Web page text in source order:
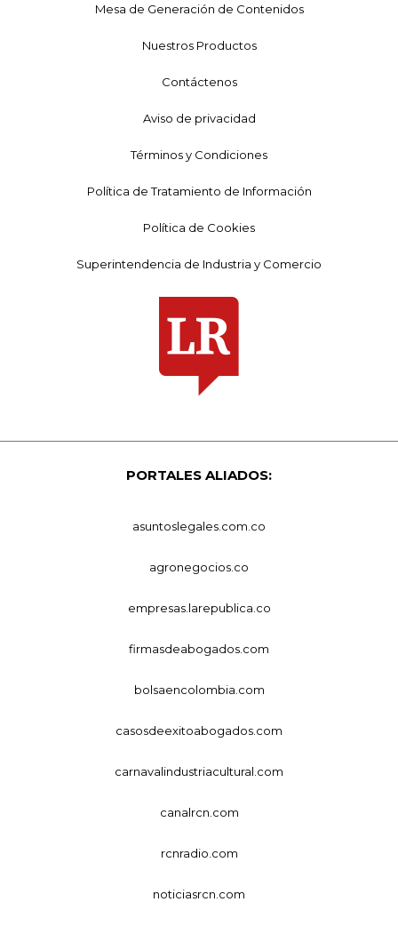
Mesa de Generación de Contenidos
Nuestros Productos
Contáctenos
Aviso de privacidad
Términos y Condiciones
Política de Tratamiento de Información
Política de Cookies
Superintendencia de Industria y Comercio
PORTALES ALIADOS:
asuntoslegales.com.co
agronegocios.co
empresas.larepublica.co
firmasdeabogados.com
bolsaencolombia.com
casosdeexitoabogados.com
carnavalindustriacultural.com
canalrcn.com
rcnradio.com
noticiasrcn.com